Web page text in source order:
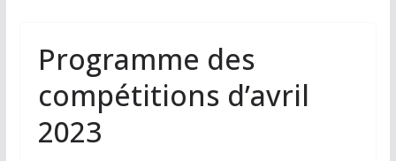
Programme des
compétitions d’avril
2023